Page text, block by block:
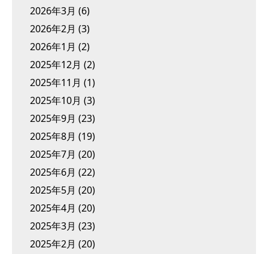
2026年3月 (6)
2026年2月 (3)
2026年1月 (2)
2025年12月 (2)
2025年11月 (1)
2025年10月 (3)
2025年9月 (23)
2025年8月 (19)
2025年7月 (20)
2025年6月 (22)
2025年5月 (20)
2025年4月 (20)
2025年3月 (23)
2025年2月 (20)